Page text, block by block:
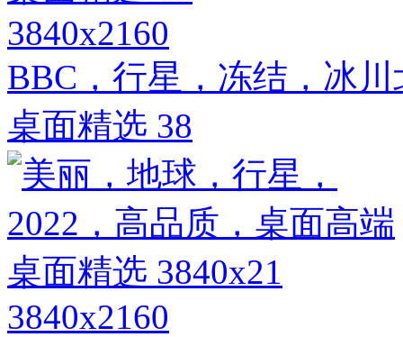
3840x2160
BBC，行星，冻结，冰
桌面精选 38
3840x2160